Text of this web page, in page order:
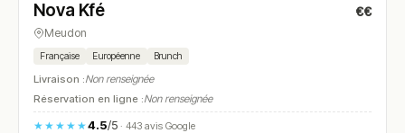
N° 10
Nova Kfé €€
Meudon
Française Européenne Brunch
Livraison :Non renseignée
Réservation en ligne :Non renseignée
★★★★★4.5/5· 443 avis Google